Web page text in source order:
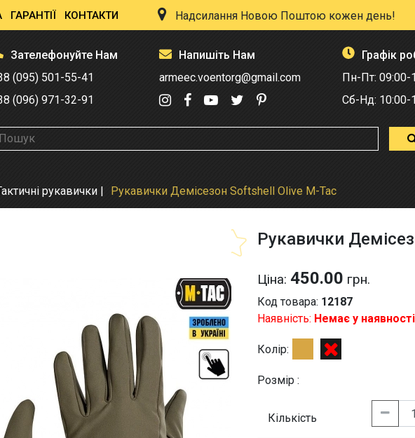
ГАРАНТІЇ КОНТАКТИ Надсилання Новою Поштою кожен день!
Зателефонуйте Нам
(095) 501-55-41
(096) 971-32-91
Напишіть Нам
armeec.voentorg@gmail.com
Графік
Пн-Пт: 09:00-
Сб-Нд: 10:00-
рукавички Рукавички Демісезон Softshell Olive M-Tac
Рукавички
Ціна: 450.00 грн.
Код товара: 12187
Наявність: Немає у наявності
Колір:
Розмір :
Кількість